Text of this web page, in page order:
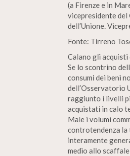
(a Firenze e in
vicepresidente del
dell’Unione.
Fonte: Tirreno
Calano gli acquisti
Se lo scontrino
consumi dei beni
dell’Osservatorio
raggiunto i livelli
acquistati in calo
Male i volumi
controtendenza la
interamente
medio allo